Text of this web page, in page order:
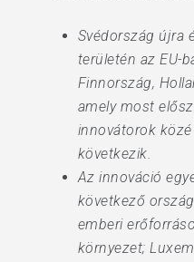
Svédország újra
területén az EU-
Finnország,
amely most
innovátorok
következik.
Az innováció
következő
emberi
környezet;